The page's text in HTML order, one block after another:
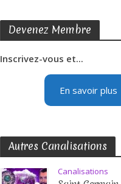
Devenez Membre
Inscrivez-vous et...
En savoir plus
Autres Canalisations
Canalisations